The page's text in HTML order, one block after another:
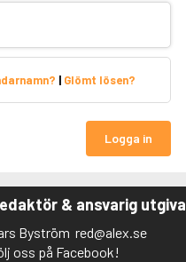
| Glömt lösen?
Logga in
& ansvarig
Byström red@alex.se
oss på Facebook!